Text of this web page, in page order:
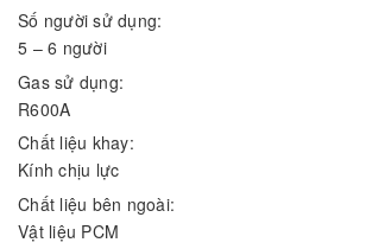
Số người sử dụng:
5 – 6 người
Gas sử dụng:
R600A
Chất liệu khay:
Kính chịu lực
Chất liệu bên ngoài:
Vật liệu PCM